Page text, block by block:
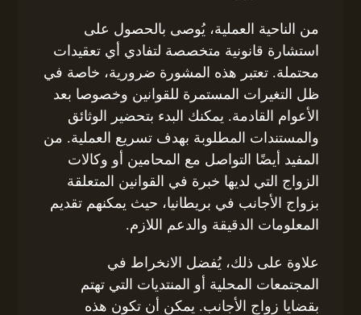
من الناحية العملية، يُوصى بالحصول على
استشارة قانونية متخصصة لتفادي أي تعقيدات
محتملة. تعتبر هذه المشورة ضرورية، خاصة في
ظل التغيرات المستمرة للقوانين وخصوصا بعد
الأعوام القادمة. يمكنك البدء بتحضير الوثائق
والمستندات المطلوبة بهدف تسريع العملية. من
المفيد أيضًا التواصل مع المحامين أو وكالات
الزواج التي لديها خبرة في القوانين المتعلقة
بزواج الأجانب في بريطانيا، حيث يمكنهم تقديم
المعلومات الدقيقة والدعم اللازم.
علاوة على ذلك، يُفضل الانخراط في
المجتمعات المحلية أو المنتديات التي تهتم
بقضايا زواج الأجانب. يمكن أن تكون هذه